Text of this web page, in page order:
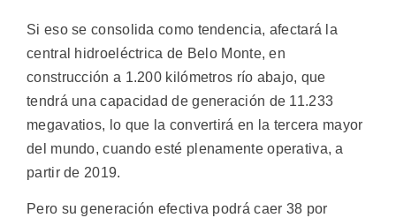
Si eso se consolida como tendencia, afectará la
central hidroeléctrica de Belo Monte, en
construcción a 1.200 kilómetros río abajo, que
tendrá una capacidad de generación de 11.233
megavatios, lo que la convertirá en la tercera mayor
del mundo, cuando esté plenamente operativa, a
partir de 2019.
Pero su generación efectiva podrá caer 38 por